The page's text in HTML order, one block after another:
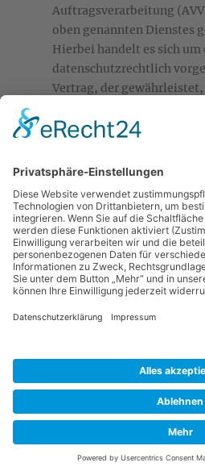
Auftragsverarbeitung
oben genannten Dienstes
Hierbei handelt es sich um
datenschutzrechtlich
Vertrag, der gewährleistet,
Websitebesucher nur nach
verarbeitet.
Server-Log-Dateien
Der Provider der Seiten
automatisch
Server-Log-Dateien, die
automatisch an uns
Browsertyp und
Referrer URL
Hostname des
Uhrzeit der
IP-Adresse
Eine Zusammenführung
anderen Datenquellen